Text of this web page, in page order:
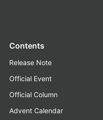
Contents
Release Note
Official Event
Official Column
Advent Calendar